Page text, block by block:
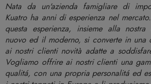
Nata da un'azienda famigliare di
Kuatro ha anni di esperienza nel
questa esperienza, insieme alla
nuovo ed il moderno, si converte in una
ai nostri clienti novità adatte a
Vogliamo offrire ai nostri clienti una
qualitá, con una propria personalitá ed